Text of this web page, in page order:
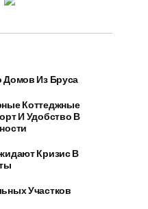
Домов Из Бруса
Коттеджные
И Удобство В
Кризис В
Участков